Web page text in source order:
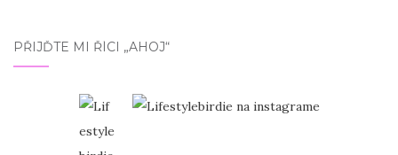
PŘIJĎTE MI ŘÍCI „AHOJ“